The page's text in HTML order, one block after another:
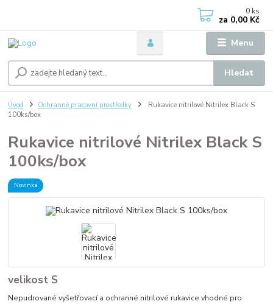
Menu
Hledat
0 ks
za 0,00 Kč
Úvod Ochranné pracovní prostředky
Rukavice nitrilové Nitrilex Black S
100ks/box
Rukavice nitrilové Nitrilex Black S
100ks/box
Novinka
velikost S
Nepudrované vyšetřovací a ochranné nitrilové rukavice vhodné pro